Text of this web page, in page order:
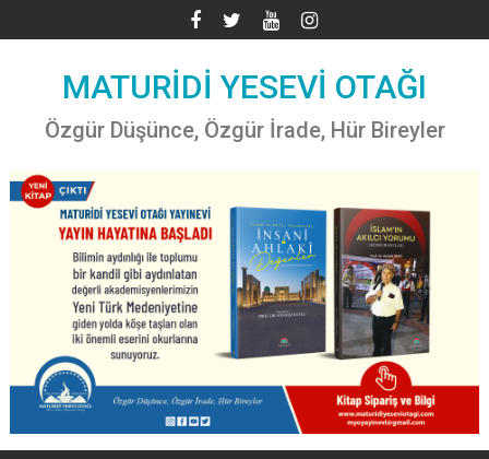
to
MATURİDİ YESEVİ OTAĞI
Özgür Düşünce, Özgür İrade, Hür Bireyler